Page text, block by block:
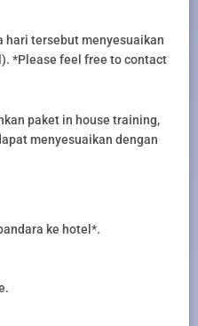
hari tersebut menyesuaikan
*Please feel free to contact
paket in house training,
menyesuaikan dengan
ke hotel*.